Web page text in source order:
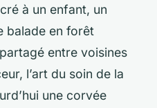
à un enfant, un
balade en forêt
entre voisines
l’art du soin de la
une corvée